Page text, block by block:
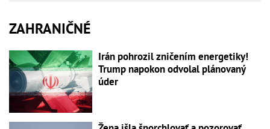
ZAHRANIČNÉ
Irán pohrozil zničením energetiky!
Trump napokon odvolal plánovaný
úder